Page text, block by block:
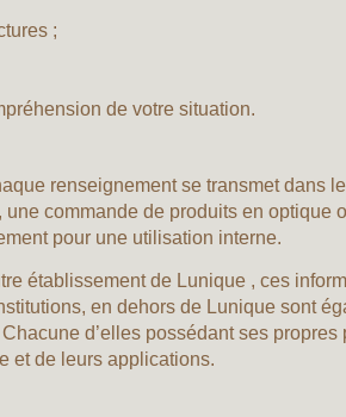
;
de votre situation.
renseignement se transmet dans
commande de produits en optique
pour une utilisation interne.
établissement de Lunique , ces
en dehors de Lunique sont
d’elles possédant ses propres
et de leurs applications.